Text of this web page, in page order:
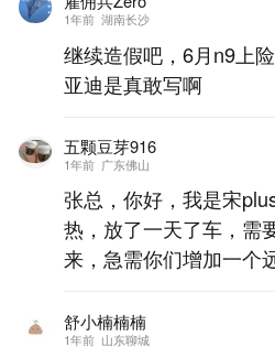
1年前 湖南长沙
继续造假吧，6月n9上
亚迪是真敢写啊
五颗豆芽916
1年前 广东佛山
张总，你好，我是宋
热，放了一天了车，需
来，急需你们增加一个
舒小楠楠楠
1年前 山东聊城